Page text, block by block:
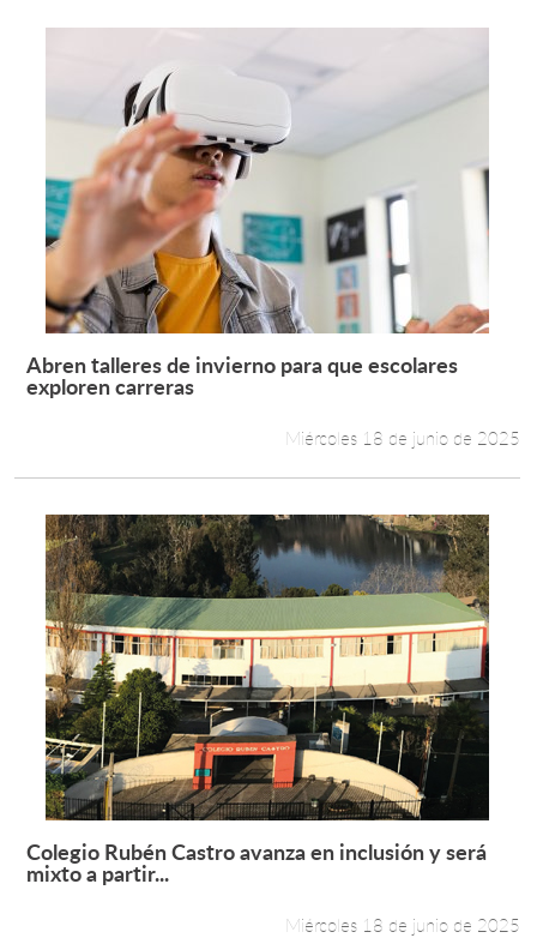
Leer más +
Abren talleres de invierno para que escolares
exploren carreras
Miércoles 18 de junio de 2025
Leer más +
Colegio Rubén Castro avanza en inclusión y será
mixto a partir...
Miércoles 18 de junio de 2025